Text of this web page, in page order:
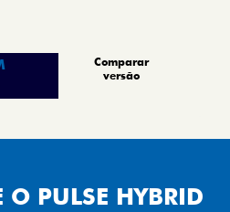
Comparar
versão
O PULSE HYBRID